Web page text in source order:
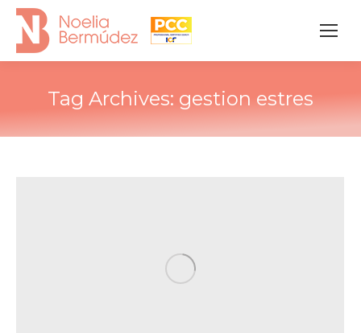
Tag Archives: gestion estres